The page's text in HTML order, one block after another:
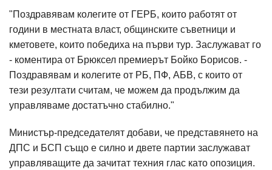
"Поздравявам колегите от ГЕРБ, които работят от
години в местната власт, общинските съветници и
кметовете, които победиха на първи тур. Заслужават го
- коментира от Брюксел премиерът Бойко Борисов. -
Поздравявам и колегите от РБ, ПФ, АБВ, с които от
тези резултати считам, че можем да продължим да
управляваме достатъчно стабилно."
Министър-председателят добави, че представянето на
ДПС и БСП също е силно и двете партии заслужават
управляващите да зачитат техния глас като опозиция.